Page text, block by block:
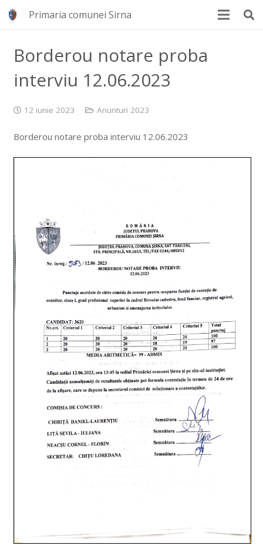
Primaria comunei Sirna
Borderou notare proba
interviu 12.06.2023
12 iunie 2023 Anunturi 2023
Borderou notare proba interviu 12.06.2023